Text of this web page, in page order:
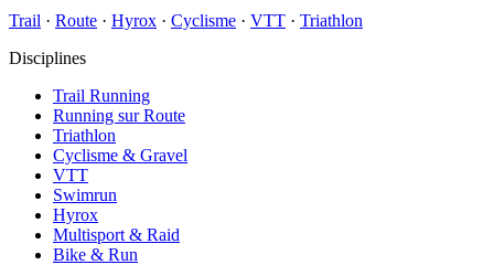
Trail · Route · Hyrox · Cyclisme · VTT · Triathlon
Disciplines
Trail Running
Running sur Route
Triathlon
Cyclisme & Gravel
VTT
Swimrun
Hyrox
Multisport & Raid
Bike & Run